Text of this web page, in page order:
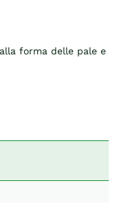
forma delle pale e